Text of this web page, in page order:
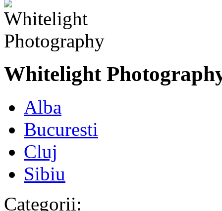
Whitelight
Alba
Bucuresti
Cluj
Sibiu
Categorii: